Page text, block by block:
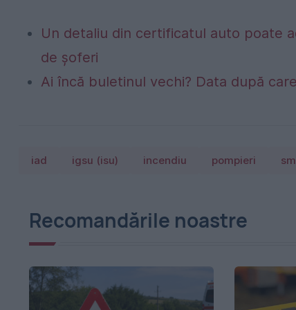
Un detaliu din certificatul auto poate
de șoferi
Ai încă buletinul vechi? Data după
iad igsu (isu) incendiu pompieri
Recomandările noastre